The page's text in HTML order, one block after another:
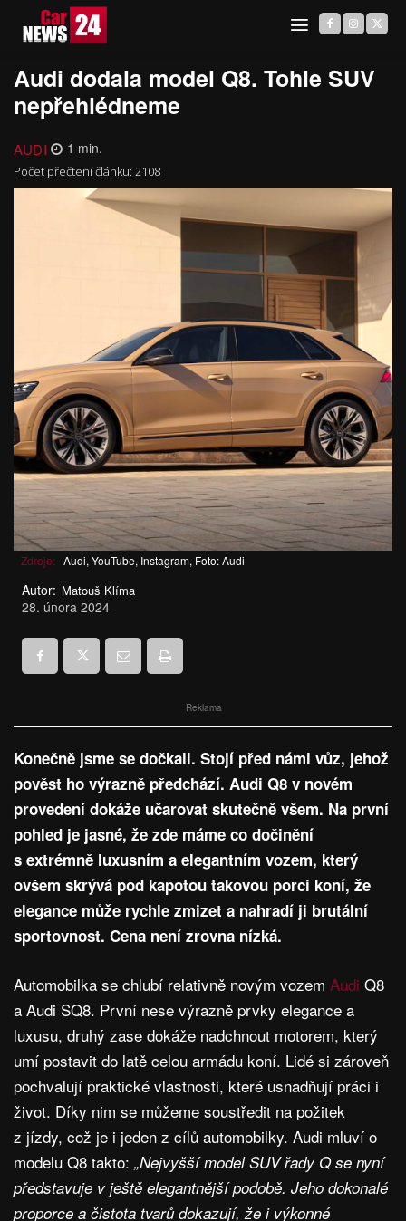
Audi dodala model Q8. Tohle SUV
nepřehlédneme
AUDI 1 min.
Počet přečtení článku: 2108
Zdroje: Audi, YouTube, Instagram, Foto: Audi
Autor: Matouš Klíma
28. února 2024
Reklama
Konečně jsme se dočkali. Stojí před námi vůz, jehož
pověst ho výrazně předchází. Audi Q8 v novém
provedení dokáže učarovat skutečně všem. Na první
pohled je jasné, že zde máme co dočinění
s extrémně luxusním a elegantním vozem, který
ovšem skrývá pod kapotou takovou porci koní, že
elegance může rychle zmizet a nahradí ji brutální
sportovnost. Cena není zrovna nízká.
Automobilka se chlubí relativně novým vozem Audi Q8
a Audi SQ8. První nese výrazně prvky elegance a
luxusu, druhý zase dokáže nadchnout motorem, který
umí postavit do latě celou armádu koní. Lidé si zároveň
pochvalují praktické vlastnosti, které usnadňují práci i
život. Díky nim se můžeme soustředit na požitek
z jízdy, což je i jeden z cílů automobilky. Audi mluví o
modelu Q8 takto: „Nejvyšší model SUV řady Q se nyní
představuje v ještě elegantnější podobě. Jeho dokonalé
proporce a čistota tvarů dokazují, že i výkonné